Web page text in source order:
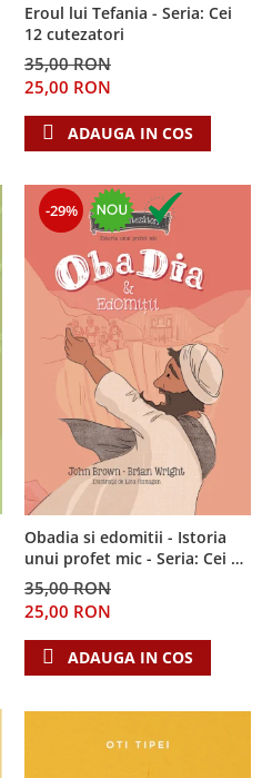
Eroul lui Tefania - Seria: Cei
12 cutezatori
35,00 RON
25,00 RON
ADAUGA IN COS
-29%
Obadia si edomitii - Istoria
unui profet mic - Seria: Cei 12
cutezatori
35,00 RON
25,00 RON
ADAUGA IN COS